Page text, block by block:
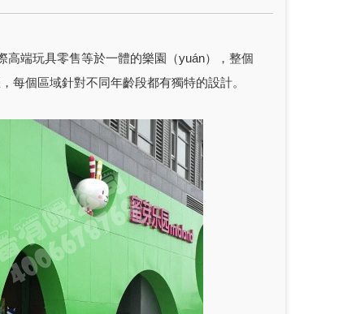
端玩具零售等於一體的樂園（yuán），整個
每個區域針對不同年齡段都有獨特的設計。